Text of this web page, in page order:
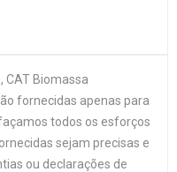
CAT Biomassa
fornecidas apenas para
todos os esforços
sejam precisas e
ou declarações de